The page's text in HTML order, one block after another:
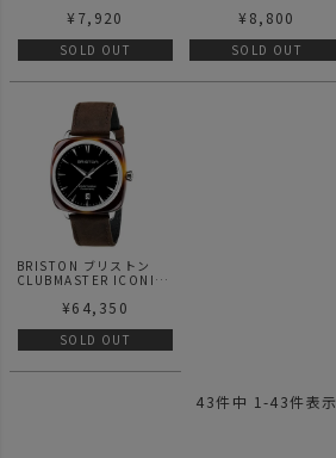
¥ 7,920
SOLD OUT
¥ 8,800
SOLD OUT
BRISTON ブリストン
CLUBMASTER ICONIC
HMS TORTOISE SHELL
¥64,350
SOLD OUT
43件中 1 -43件表示